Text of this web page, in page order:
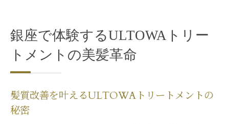
美髪を手に入れるULTOWAトリートメント
の効果
る
銀座で体験するULTOWAトリー
トメントの美髪革命
髪質改善を叶えるULTOWAトリートメントの
秘密